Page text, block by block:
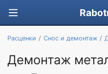
Расценки Снос и демонтаж
Демонтаж